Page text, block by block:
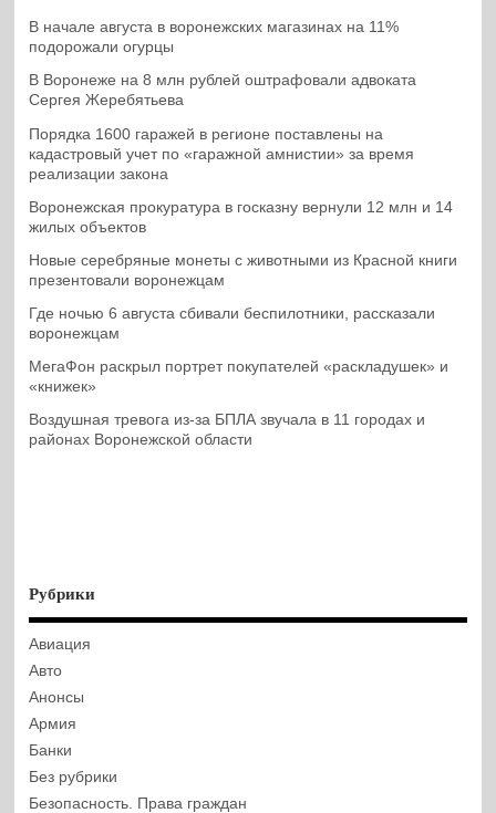
В начале августа в воронежских магазинах на 11%
подорожали огурцы
В Воронеже на 8 млн рублей оштрафовали адвоката
Сергея Жеребятьева
Порядка 1600 гаражей в регионе поставлены на
кадастровый учет по «гаражной амнистии» за время
реализации закона
Воронежская прокуратура в госказну вернули 12 млн и 14
жилых объектов
Новые серебряные монеты с животными из Красной книги
презентовали воронежцам
Где ночью 6 августа сбивали беспилотники, рассказали
воронежцам
МегаФон раскрыл портрет покупателей «раскладушек» и
«книжек»
Воздушная тревога из-за БПЛА звучала в 11 городах и
районах Воронежской области
Рубрики
Авиация
Авто
Анонсы
Армия
Банки
Без рубрики
Безопасность. Права граждан